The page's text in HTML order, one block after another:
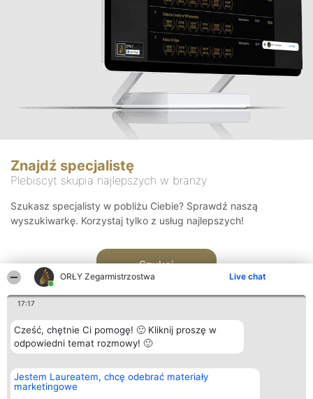
ORŁY Zegarmistrzostwa Live chat
17:17
Cześć, chętnie Ci pomogę! 🙂 Kliknij proszę w
odpowiedni temat rozmowy! 🙂
Jestem Laureatem, chcę odebrać materiały
marketingowe
Znajdź specjalistę
Plebiscyt skupia najlepszych w branży
Szukasz specjalisty w pobliżu Ciebie? Sprawdź naszą
wyszukiwarkę. Korzystaj tylko z usług najlepszych!
Szukaj
Organizator plebiscytu
Bright Side Solutions sp. z o.
o. sp. k.
Plebiscyt
Laureaci
Kontakt
Kontakt